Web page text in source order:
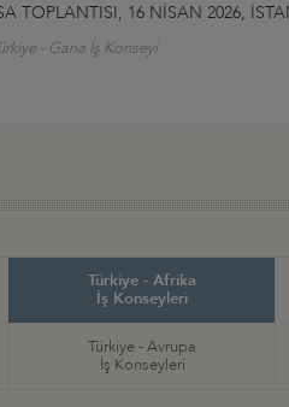
TOPLANTISI, 16 NİSAN 2026,
- Gana İş Konseyi
Türkiye - Afrika
İş Konseyleri
Türkiye - Avrupa
İş Konseyleri